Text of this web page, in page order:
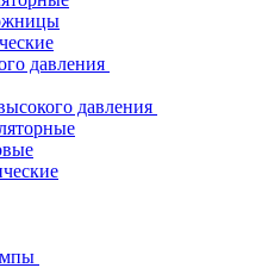
давления
давления